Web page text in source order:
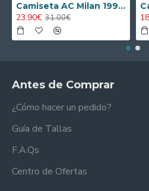
Camiseta AC Milan 1995/1996 Local Retro
23.90€ 31.00€
Antes de Comprar
¿Cómo hacer un pedido?
Guía de Tallas
F.A.Qs
Centro de Ofertas